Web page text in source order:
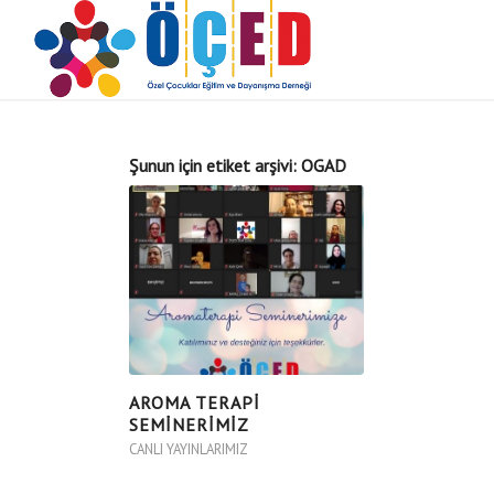
Şunun için etiket arşivi:OGAD
AROMA TERAPI
SEMINERIMIZ
CANLI YAYINLARIMIZ